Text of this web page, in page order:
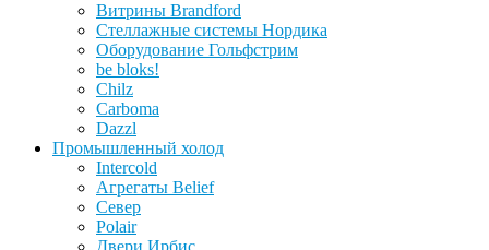
Витрины Brandford
Стеллажные системы Нордика
Оборудование Гольфстрим
be bloks!
Chilz
Carboma
Dazzl
Промышленный холод
Intercold
Агрегаты Belief
Север
Polair
Двери Ирбис